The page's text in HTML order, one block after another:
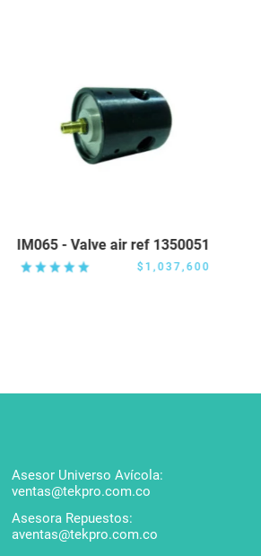
IM065 - Valve air ref 1350051
$1,037,600
Asesor Universo Avícola:
ventas@tekpro.com.co
Asesora Repuestos:
aventas@tekpro.com.co